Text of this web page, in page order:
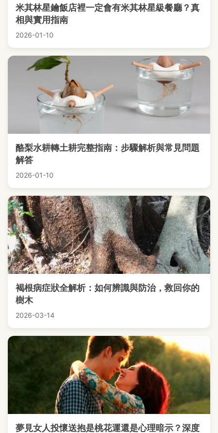
米其林星鑰飯店裡一定會有米其林星級餐廳？真
相與實用指南
2026-01-10
酪梨水耕轉土耕完整指南：步驟解析與常見問題
解答
2026-01-10
褐根病症狀全解析：如何辨識與防治，救回你的
樹木
2026-03-14
夢見女人投懷送抱是桃花運還是心理暗示？深度